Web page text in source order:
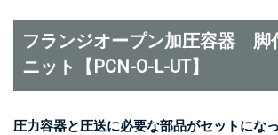
フランジオープン加圧容器
ニット【PCN-O-L-UT】
圧力容器と圧送に必要な部品がセットにな